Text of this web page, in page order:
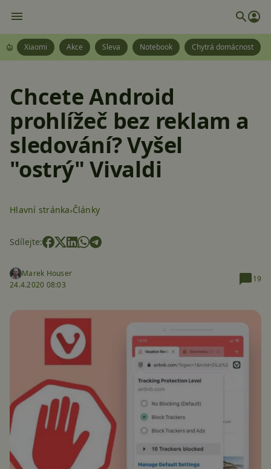
Xiaomi Akce Sleva Notebook Chytrá domácnost
Chcete Android
prohlížeč bez reklam a
sledování? Vyšel
"ostrý" Vivaldi
Hlavní stránka Články
Sdílejte:
Marek Houser
24.4.2020 08:03
19